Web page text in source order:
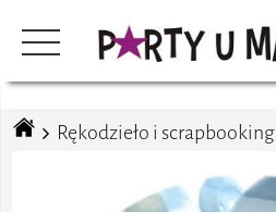
Rękodzieło i scrapbooking